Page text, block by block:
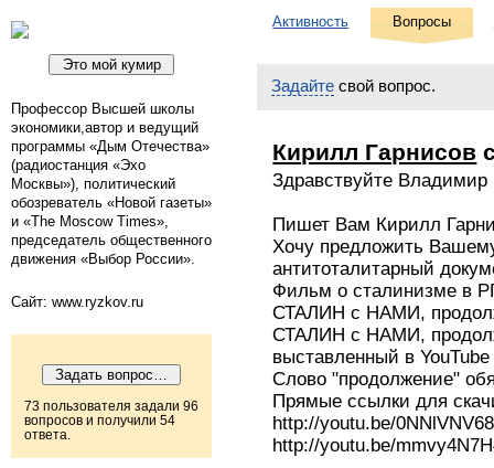
Профессор Высшей школы
экономики,автор и ведущий
программы «Дым Отечества»
(радиостанция «Эхо
Москвы»), политический
обозреватель «Новой газеты»
и «The Moscow Times»,
председатель общественного
движения «Выбор России».
Сайт: www.ryzkov.ru
73 пользователя задали 96
вопросов и получили 54
ответа.
Активность Вопросы
Задайте свой вопрос.
Кирилл Гарнисов
Здравствуйте Владимир
Пишет Вам Кирилл
Хочу предложить
антитоталитарный
Фильм о сталинизме в
СТАЛИН с НАМИ,
СТАЛИН с НАМИ,
выставленный в YouTube
Слово "продолжение"
Прямые ссылки для
http://youtu.be/
http://youtu.be/